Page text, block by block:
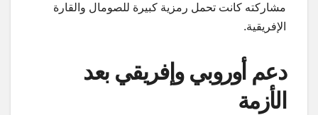
مشاركته كانت تحمل رمزية كبيرة للصومال والقارة
الإفريقية.
دعم أوروبي وإفريقي بعد
الأزمة